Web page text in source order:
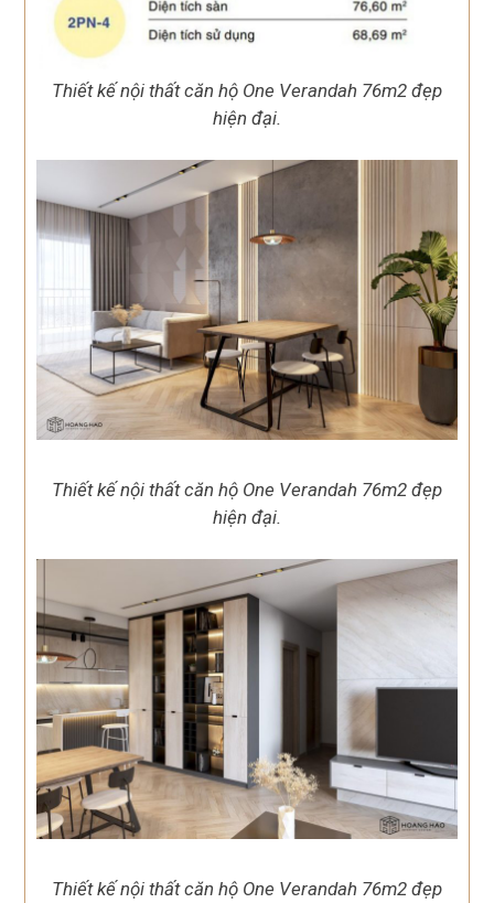
Thiết kế nội thất căn hộ One Verandah 76m2 đẹp
hiện đại.
Thiết kế nội thất căn hộ One Verandah 76m2 đẹp
hiện đại.
Thiết kế nội thất căn hộ One Verandah 76m2 đẹp